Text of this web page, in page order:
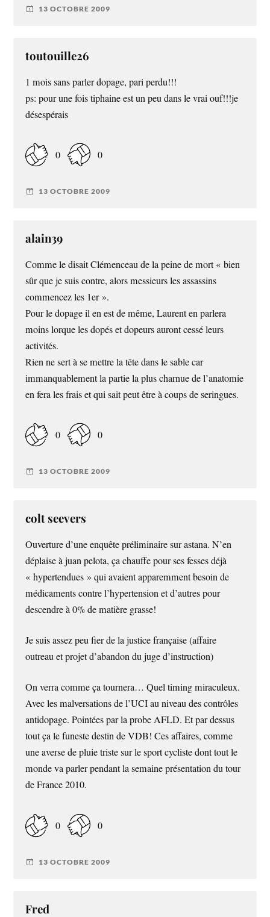
13 OCTOBRE 2009
toutouille26
1 mois sans parler dopage, pari perdu!!!
ps: pour une fois tiphaine est un peu dans le vrai ouf!!!je
désespérais
0 0
13 OCTOBRE 2009
alain39
Comme le disait Clémenceau de la peine de mort « bien
sûr que je suis contre, alors messieurs les assassins
commencez les 1er ».
Pour le dopage il en est de même, Laurent en parlera
moins lorque les dopés et dopeurs auront cessé leurs
activités.
Rien ne sert à se mettre la tête dans le sable car
immanquablement la partie la plus charnue de l’anatomie
en fera les frais et qui sait peut être à coups de seringues.
0 0
13 OCTOBRE 2009
colt seevers
Ouverture d’une enquête préliminaire sur astana. N’en
déplaise à juan pelota, ça chauffe pour ses fesses déjà
« hypertendues » qui avaient apparemment besoin de
médicaments contre l’hypertension et d’autres pour
descendre à 0% de matière grasse!
Je suis assez peu fier de la justice française (affaire
outreau et projet d’abandon du juge d’instruction)
On verra comme ça tournera… Quel timing miraculeux.
Avec les malversations de l’UCI au niveau des contrôles
antidopage. Pointées par la probe AFLD. Et par dessus
tout ça le funeste destin de VDB! Ces affaires, comme
une averse de pluie triste sur le sport cycliste dont tout le
monde va parler pendant la semaine présentation du tour
de France 2010.
0 0
13 OCTOBRE 2009
Fred